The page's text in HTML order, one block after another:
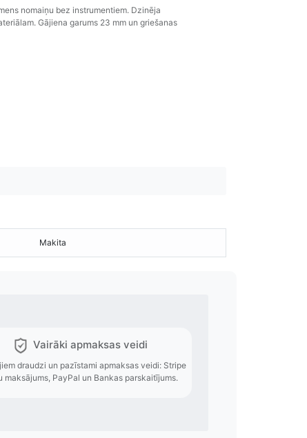
nomaiņu bez instrumentiem. Dzinēja
Gājiena garums 23 mm un griešanas
Makita